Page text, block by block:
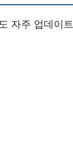
자주 업데이트